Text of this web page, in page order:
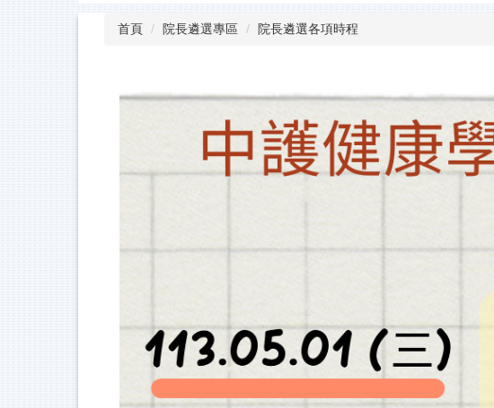
首頁 院長遴選專區 院長遴選各項時程